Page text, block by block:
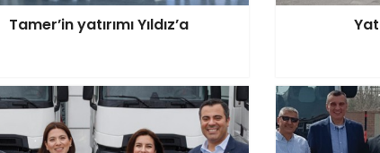
Tamer’in yatırımı Yıldız’a